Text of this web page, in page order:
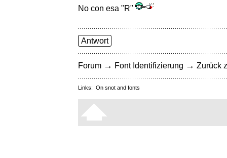
No con esa "R"
Antwort
Forum → Font Identifizierung → Zurück
Links: On snot and fonts